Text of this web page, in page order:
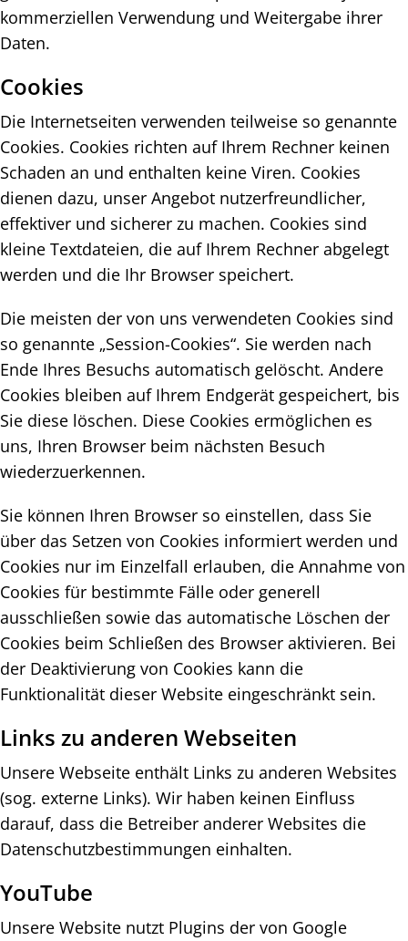
kommerziellen Verwendung und Weitergabe ihrer
Daten.
Cookies
Die Internetseiten verwenden teilweise so genannte
Cookies. Cookies richten auf Ihrem Rechner keinen
Schaden an und enthalten keine Viren. Cookies
dienen dazu, unser Angebot nutzerfreundlicher,
effektiver und sicherer zu machen. Cookies sind
kleine Textdateien, die auf Ihrem Rechner abgelegt
werden und die Ihr Browser speichert.
Die meisten der von uns verwendeten Cookies sind
so genannte „Session-Cookies“. Sie werden nach
Ende Ihres Besuchs automatisch gelöscht. Andere
Cookies bleiben auf Ihrem Endgerät gespeichert, bis
Sie diese löschen. Diese Cookies ermöglichen es
uns, Ihren Browser beim nächsten Besuch
wiederzuerkennen.
Sie können Ihren Browser so einstellen, dass Sie
über das Setzen von Cookies informiert werden und
Cookies nur im Einzelfall erlauben, die Annahme von
Cookies für bestimmte Fälle oder generell
ausschließen sowie das automatische Löschen der
Cookies beim Schließen des Browser aktivieren. Bei
der Deaktivierung von Cookies kann die
Funktionalität dieser Website eingeschränkt sein.
Links zu anderen Webseiten
Unsere Webseite enthält Links zu anderen Websites
(sog. externe Links). Wir haben keinen Einfluss
darauf, dass die Betreiber anderer Websites die
Datenschutzbestimmungen einhalten.
YouTube
Unsere Website nutzt Plugins der von Google